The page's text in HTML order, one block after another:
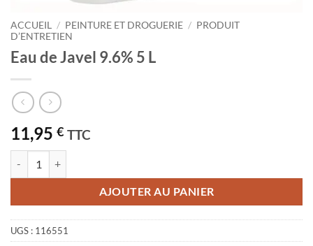
ACCUEIL / PEINTURE ET DROGUERIE / PRODUIT
D’ENTRETIEN
Eau de Javel 9.6% 5 L
11,95 € TTC
AJOUTER AU PANIER
UGS : 116551